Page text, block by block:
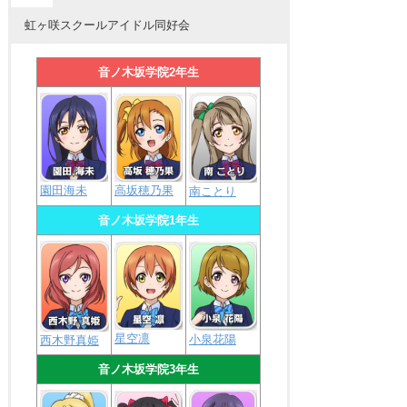
虹ヶ咲スクールアイドル同好会
音ノ木坂学院2年生
園田海未 高坂穂乃果 南ことり
音ノ木坂学院1年生
西木野真姫 星空凛 小泉花陽
音ノ木坂学院3年生